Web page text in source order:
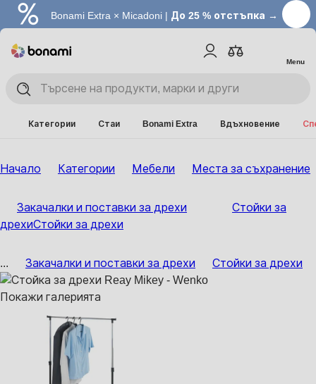
Bonami Extra × Micadoni | До 25 % отстъпка →
Menu
Категории Стаи Bonami Extra Вдъхновение
Начало Категории Мебели Места за съхранение
Закачалки и поставки за дрехи
Стойки за
дрехиСтойки за дрехи
... Закачалки и поставки за дрехи Стойки за дрехи
Покажи галерията